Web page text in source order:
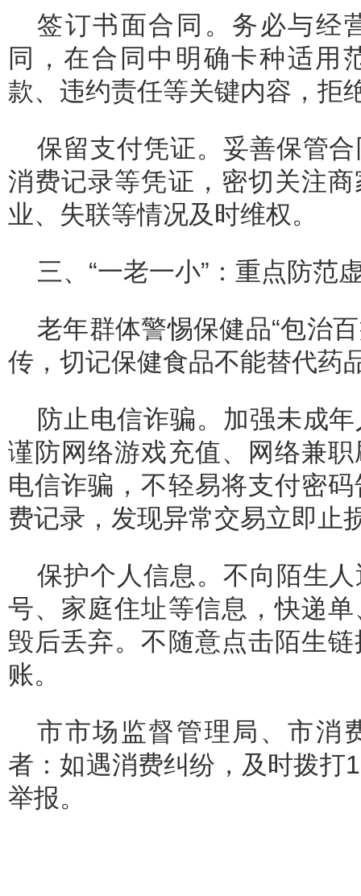
签订书面合同。务必与经
同，在合同中明确卡种适用
款、违约责任等关键内容，拒
保留支付凭证。妥善保管
消费记录等凭证，密切关注
业、失联等情况及时维权。
三、“一老一小”：重点防范
老年群体警惕保健品“包治
传，切记保健食品不能替代药
防止电信诈骗。加强未成
谨防网络游戏充值、网络兼
电信诈骗，不轻易将支付密
费记录，发现异常交易立即止
保护个人信息。不向陌生
号、家庭住址等信息，快递
毁后丢弃。不随意点击陌生
账。
市市场监督管理局、市消
者：如遇消费纠纷，及时拨打
举报。